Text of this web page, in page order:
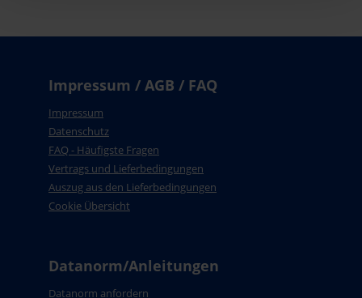
Impressum / AGB / FAQ
Impressum
Datenschutz
FAQ - Häufigste Fragen
Vertrags und Lieferbedingungen
Auszug aus den Lieferbedingungen
Cookie Übersicht
Datanorm/Anleitungen
Datanorm anfordern